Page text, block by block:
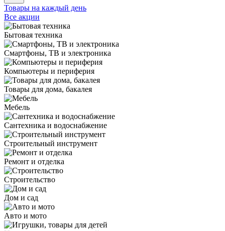
Товары на каждый день
Все акции
Бытовая техника
Смартфоны, ТВ и электроника
Компьютеры и периферия
Товары для дома, бакалея
Мебель
Сантехника и водоснабжение
Строительный инструмент
Ремонт и отделка
Строительство
Дом и сад
Авто и мото